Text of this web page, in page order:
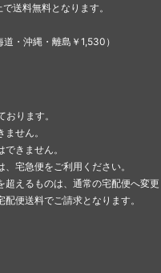
送料無料となります。
・沖縄・離島￥1,530）
ります。
せん。
きません。
宅急便をご利用ください。
超えるものは、通常の宅配便へ変更
便送料でご請求となります。